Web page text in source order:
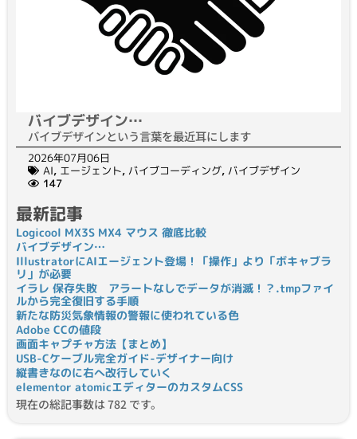
バイブデザイン…
バイブデザインという言葉を最近耳にします
2026年07月06日
AI, エージェント, バイブコーディング, バイブデザイン
147
最新記事
Logicool MX3S MX4 マウス 徹底比較
バイブデザイン…
IllustratorにAIエージェント登場！「操作」より「ボキャブラ
リ」が必要
イラレ 保存失敗 アラートなしでデータが消滅！？.tmpファイ
ルから完全復旧する手順
新たな防災気象情報の警報に使われている色
Adobe CCの値段
画面キャプチャ方法【まとめ】
USB-Cケーブル完全ガイド-デザイナー向け
縦書きなのに右へ改行していく
elementor atomicエディターのカスタムCSS
現在の総記事数は 782 です。